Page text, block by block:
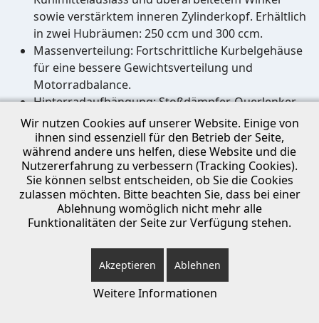
sowie verstärktem inneren Zylinderkopf. Erhältlich
in zwei Hubräumen: 250 ccm und 300 ccm.
Massenverteilung: Fortschrittliche Kurbelgehäuse
für eine bessere Gewichtsverteilung und
Motorradbalance.
Hinterradaufhängung: Stoßdämpfer-Querlenker
aus geschmiedetem Aluminium mit eloxierter
Oberfläche, die für höhere Steifigkeit und
Haltbarkeit sorgt.
Einspritzsystem: Neues TRS-Einspritzgehäuse
zusammen mit dem neuen spezifischen Gaszug
für eine progressivere Steuerung und eine
linearere Reaktion.
Kraftstoffpumpe im Inneren.
Elektrisches System: Neues Dreiphasensystem,
Wir nutzen Cookies auf unserer Website. Einige von
ihnen sind essenziell für den Betrieb der Seite,
während andere uns helfen, diese Website und die
Nutzererfahrung zu verbessern (Tracking Cookies).
Sie können selbst entscheiden, ob Sie die Cookies
zulassen möchten. Bitte beachten Sie, dass bei einer
Ablehnung womöglich nicht mehr alle
Funktionalitäten der Seite zur Verfügung stehen.
Akzeptieren Ablehnen
Weitere Informationen